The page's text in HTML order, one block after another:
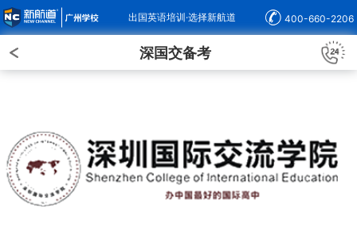
出国英语培训·选择新航道 400-660-2206
深国交备考